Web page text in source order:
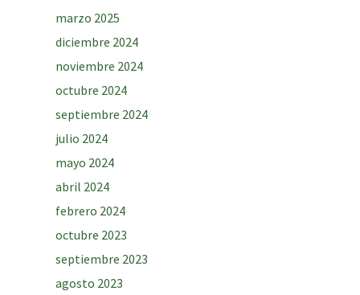
marzo 2025
diciembre 2024
noviembre 2024
octubre 2024
septiembre 2024
julio 2024
mayo 2024
abril 2024
febrero 2024
octubre 2023
septiembre 2023
agosto 2023